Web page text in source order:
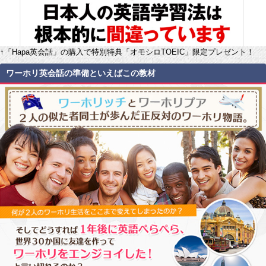
↑「Hapa英会話」の購入で特別特典「オモシロTOEIC」限定プレゼント！
ワーホリ英会話の準備といえばこの教材